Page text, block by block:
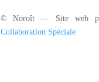
© Noroît — Site web
Collaboration Spéciale